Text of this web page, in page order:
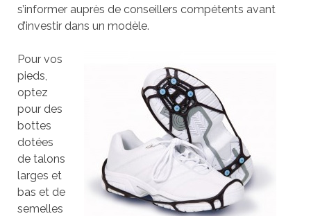
s’informer auprès de conseillers compétents avant
d’investir dans un modèle.
Pour vos
pieds,
optez
pour des
bottes
dotées
de talons
larges et
bas et de
semelles